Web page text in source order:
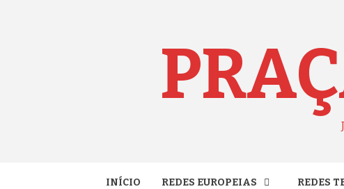
INÍCIO REDES EUROPEIAS REDES